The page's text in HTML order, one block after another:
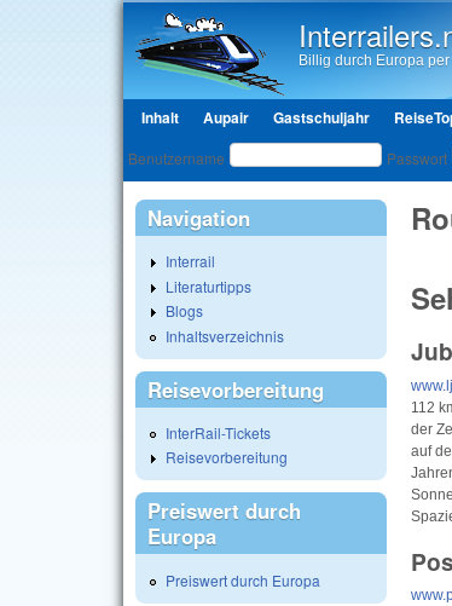
Billig durch Europa
Hauptmenü
Inhalt Aupair Gastschuljahr
Benutzeranmeldung
Benutzername Passwort
112
der
auf
Navigation
Interrail
Literaturtipps
Blogs
Inhaltsverzeichnis
Reisevorbereitung
InterRail-Tickets
Reisevorbereitung
Preiswert durch
Europa
Preiswert durch Europa